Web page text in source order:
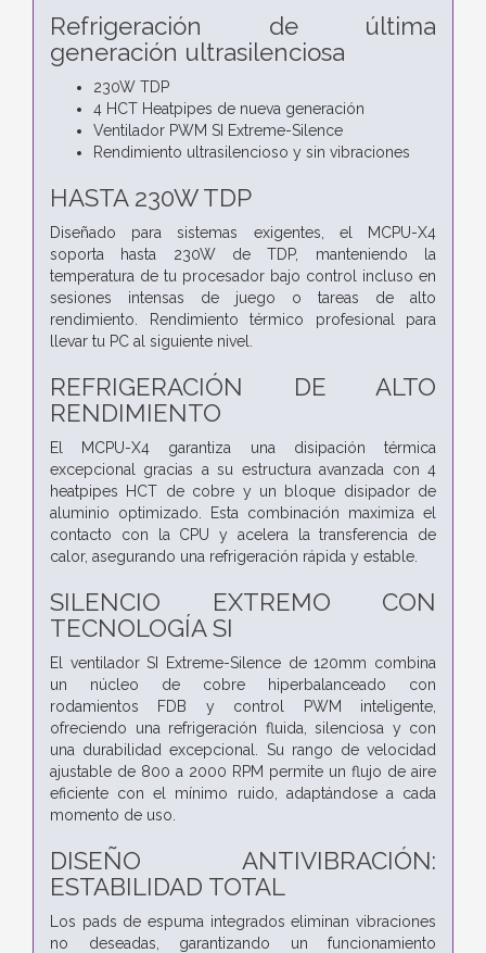
Refrigeración de última
generación ultrasilenciosa
230W TDP
4 HCT Heatpipes de nueva generación
Ventilador PWM SI Extreme-Silence
Rendimiento ultrasilencioso y sin vibraciones
HASTA 230W TDP
Diseñado para sistemas exigentes, el MCPU-X4
soporta hasta 230W de TDP, manteniendo la
temperatura de tu procesador bajo control incluso en
sesiones intensas de juego o tareas de alto
rendimiento. Rendimiento térmico profesional para
llevar tu PC al siguiente nivel.
REFRIGERACIÓN DE ALTO
RENDIMIENTO
El MCPU-X4 garantiza una disipación térmica
excepcional gracias a su estructura avanzada con 4
heatpipes HCT de cobre y un bloque disipador de
aluminio optimizado. Esta combinación maximiza el
contacto con la CPU y acelera la transferencia de
calor, asegurando una refrigeración rápida y estable.
SILENCIO EXTREMO CON
TECNOLOGÍA SI
El ventilador SI Extreme-Silence de 120mm combina
un núcleo de cobre hiperbalanceado con
rodamientos FDB y control PWM inteligente,
ofreciendo una refrigeración fluida, silenciosa y con
una durabilidad excepcional. Su rango de velocidad
ajustable de 800 a 2000 RPM permite un flujo de aire
eficiente con el mínimo ruido, adaptándose a cada
momento de uso.
DISEÑO ANTIVIBRACIÓN:
ESTABILIDAD TOTAL
Los pads de espuma integrados eliminan vibraciones
no deseadas, garantizando un funcionamiento